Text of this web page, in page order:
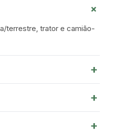
+
terrestre, trator e camião-
+
+
+